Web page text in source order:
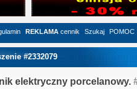
REKLAMA cennik Szukaj POMOC
#2332079
elektryczny porcelanowy.